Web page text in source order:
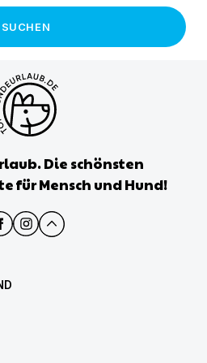
SUCHEN
Die schönsten
für Mensch und Hund!